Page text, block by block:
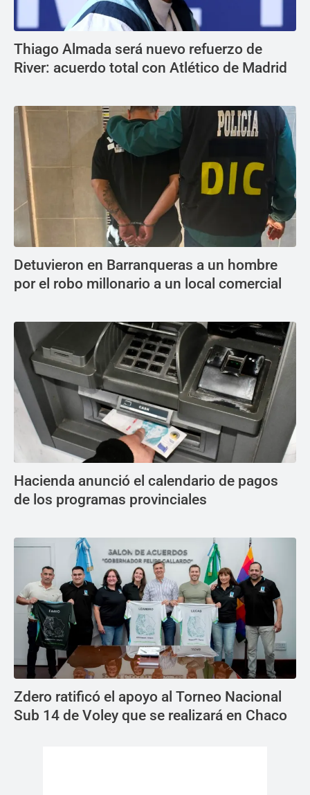
Thiago Almada será nuevo refuerzo de
River: acuerdo total con Atlético de Madrid
Detuvieron en Barranqueras a un hombre
por el robo millonario a un local comercial
Hacienda anunció el calendario de pagos
de los programas provinciales
Zdero ratificó el apoyo al Torneo Nacional
Sub 14 de Voley que se realizará en Chaco